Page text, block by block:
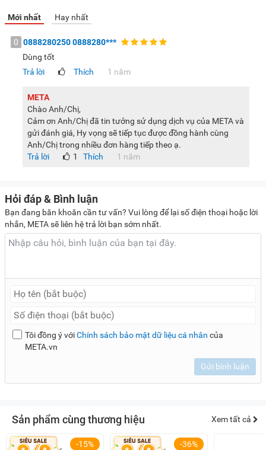
chỉnh vòng quay của động cơ, giúp nâng cao hiệu quả giặt
tẩy, tiết kiệm điện năng và nước, góp phần tiết kiệm chi phí
hàng tháng cho các gia đình.
FWEB10502FW được dán nhãn năng lượng chuẩn 5 sao,
Tiện ích đi kèm
Chức năng khóa trẻ em sẽ khóa các phím chức năng,
tránh trẻ em nghịch ngợm làm thay đổi các lập trình của
bạn.
Khi có điện trở lại, bạn chỉ cần bấm nút Start là máy giặt
sẽ tiếp tục vận hành, giúp tiết kiệm điện, nước và thời gian
giặt giũ.
Chức năng thêm đồ trong khi giặt tránh bỏ sót quần áo
phải chờ tới mẻ giặt sau.
Chức năng hẹn giờ giặt cho phép người dùng tùy chỉnh
hẹn giờ, chủ động hơn khi giặt giũ, phù hợp các chị em
Lưu ý:Hình ảnh sản phẩm chỉ có tính chất minh họa, chi tiết
sản phẩm, màu sắc, thiết kế và thông số kỹ thuật có thể thay
đổi tùy theo sản phẩm thực tế mà không cần thông báo
Mới nhất Hay nhất
0 0888280250 0888280***
Dùng tốt
Trả lời
Thích 1 năm
META
Chào Anh/Chị,
Cảm ơn Anh/Chị đã tin tưởng sử dụng dịch vụ của META và
gửi đánh giá, Hy vọng sẽ tiếp tục được đồng hành cùng
Anh/Chị trong nhiều đơn hàng tiếp theo ạ.
Trả lời
Thích
1 1 năm
Hỏi đáp & Bình luận
Bạn đang băn khoăn cần tư vấn? Vui lòng để lại số điện thoại hoặc lời
nhắn, META sẽ liên hệ trả lời bạn sớm nhất.
Tôi đồng ý vớiChính sách bảo mật dữ liệu cá nhân của
META.vn
Gửi bình luận
Sản phẩm cùng thương hiệu Xem tất cả
-15% -36%